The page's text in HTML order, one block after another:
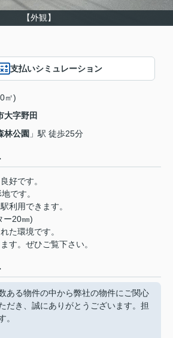
【外観】
支払いシミュレーション
㎡)
大字野田
林公園 」駅 徒歩25分
好です。
です。
利用できます。
ー20㎜)
た環境です。
す。ぜひご覧下さい。
ある物件の中から弊社の物件にご関心
だき、誠にありがとうございます。担
。